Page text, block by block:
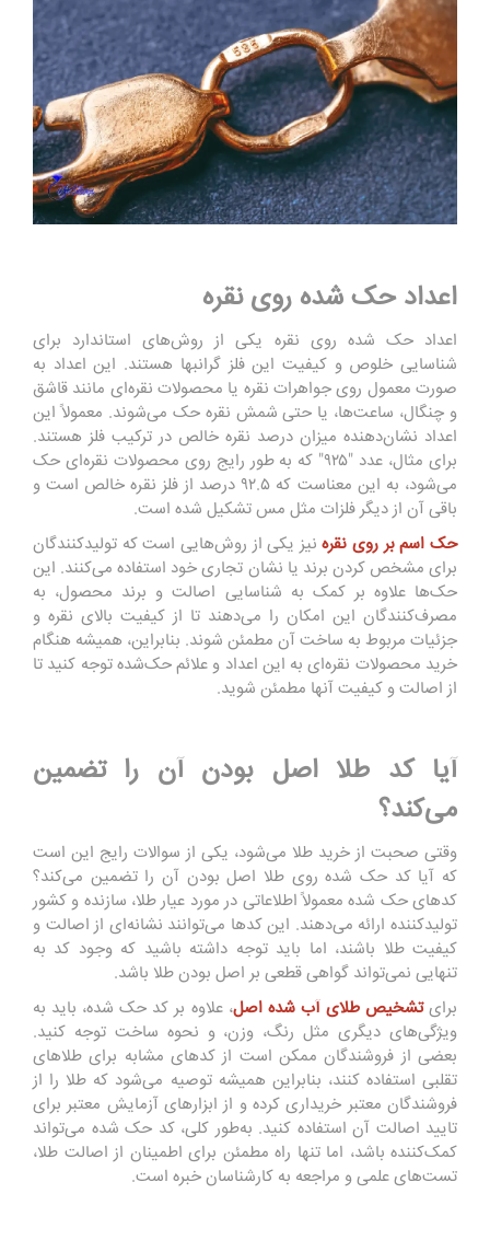
اعداد حک شده روی نقره
اعداد حک شده روی نقره یکی از روش‌های استاندارد برای
شناسایی خلوص و کیفیت این فلز گرانبها هستند. این اعداد به
صورت معمول روی جواهرات نقره یا محصولات نقره‌ای مانند قاشق
و چنگال، ساعت‌ها، یا حتی شمش نقره حک می‌شوند. معمولاً این
اعداد نشان‌دهنده میزان درصد نقره خالص در ترکیب فلز هستند.
برای مثال، عدد "۹۲۵" که به طور رایج روی محصولات نقره‌ای حک
می‌شود، به این معناست که ۹۲.۵ درصد از فلز نقره خالص است و
باقی آن از دیگر فلزات مثل مس تشکیل شده است.
حک اسم بر روی نقرهنیز یکی از روش‌هایی است که تولیدکنندگان
برای مشخص کردن برند یا نشان تجاری خود استفاده می‌کنند. این
حک‌ها علاوه بر کمک به شناسایی اصالت و برند محصول، به
مصرف‌کنندگان این امکان را می‌دهند تا از کیفیت بالای نقره و
جزئیات مربوط به ساخت آن مطمئن شوند. بنابراین، همیشه هنگام
خرید محصولات نقره‌ای به این اعداد و علائم حک‌شده توجه کنید تا
از اصالت و کیفیت آنها مطمئن شوید.
آیا کد طلا اصل بودن آن را تضمین
می‌کند؟
وقتی صحبت از خرید طلا می‌شود، یکی از سوالات رایج این است
که آیا کد حک شده روی طلا اصل بودن آن را تضمین می‌کند؟
کدهای حک شده معمولاً اطلاعاتی در مورد عیار طلا، سازنده و کشور
تولیدکننده ارائه می‌دهند. این کدها می‌توانند نشانه‌ای از اصالت و
کیفیت طلا باشند، اما باید توجه داشته باشید که وجود کد به
تنهایی نمی‌تواند گواهی قطعی بر اصل بودن طلا باشد.
برایتشخیص طلای آب شده اصل، علاوه بر کد حک شده، باید به
ویژگی‌های دیگری مثل رنگ، وزن، و نحوه ساخت توجه کنید.
بعضی از فروشندگان ممکن است از کدهای مشابه برای طلاهای
تقلبی استفاده کنند، بنابراین همیشه توصیه می‌شود که طلا را از
فروشندگان معتبر خریداری کرده و از ابزارهای آزمایش معتبر برای
تایید اصالت آن استفاده کنید. به‌طور کلی، کد حک شده می‌تواند
کمک‌کننده باشد، اما تنها راه مطمئن برای اطمینان از اصالت طلا،
تست‌های علمی و مراجعه به کارشناسان خبره است.